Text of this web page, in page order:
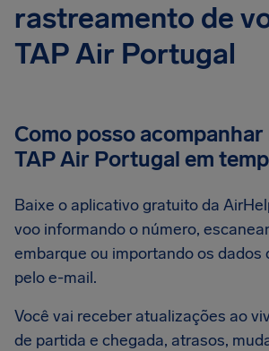
rastreamento de
TAP Air Portugal
Como posso acompanhar
TAP Air Portugal em
Baixe o aplicativo gratuito da
voo informando o número,
embarque ou importando os dados
pelo e-mail.
Você vai receber atualizações ao
de partida e chegada, atrasos,